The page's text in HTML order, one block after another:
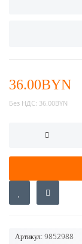
36.00BYN
Без НДС: 36.00BYN
Артикул: 9852988